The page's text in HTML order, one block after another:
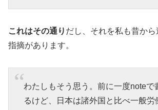
これはその通り だし、それを私も昔から
指摘があります。
わたしもそう思う。前に一度noteで
るけど、日本は諸外国と比べ一般労